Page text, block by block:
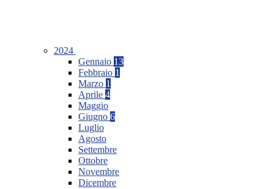
2024
Gennaio 13
Febbraio 1
Marzo 1
Aprile 4
Maggio
Giugno 6
Luglio
Agosto
Settembre
Ottobre
Novembre
Dicembre